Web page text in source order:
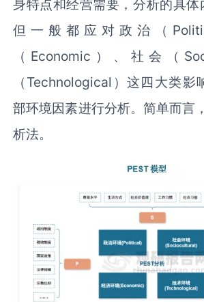
身特点和经营需要，分析的具体
但一般都应对政治（
（Economic）、社会（
（Technological）这四大类影
部环境因素进行分析。简单而言
析法。